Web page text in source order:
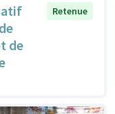
de
Retenue